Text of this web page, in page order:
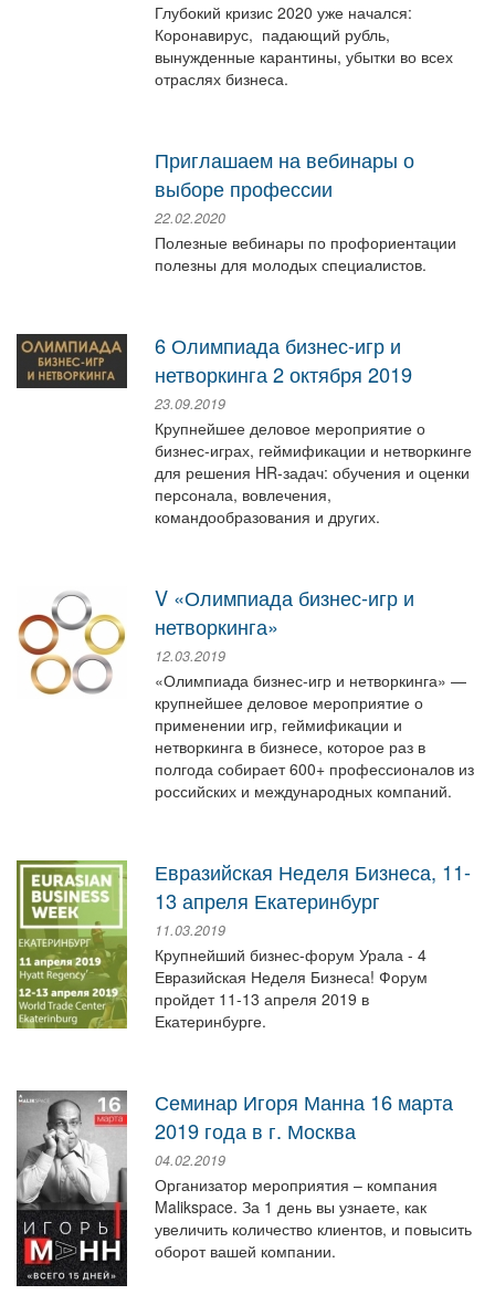
Глубокий кризис 2020 уже начался:
Коронавирус, падающий рубль,
вынужденные карантины, убытки во всех
отраслях бизнеса.
Приглашаем на вебинары о
выборе профессии
22.02.2020
Полезные вебинары по профориентации
полезны для молодых специалистов.
6 Олимпиада бизнес-игр и
нетворкинга 2 октября 2019
23.09.2019
Крупнейшее деловое мероприятие о
бизнес-играх, геймификации и нетворкинге
для решения HR-задач: обучения и оценки
персонала, вовлечения,
командообразования и других.
V «Олимпиада бизнес-игр и
нетворкинга»
12.03.2019
«Олимпиада бизнес-игр и нетворкинга» —
крупнейшее деловое мероприятие о
применении игр, геймификации и
нетворкинга в бизнесе, которое раз в
полгода собирает 600+ профессионалов из
российских и международных компаний.
Евразийская Неделя Бизнеса, 11-
13 апреля Екатеринбург
11.03.2019
Крупнейший бизнес-форум Урала - 4
Евразийская Неделя Бизнеса! Форум
пройдет 11-13 апреля 2019 в
Екатеринбурге.
Семинар Игоря Манна 16 марта
2019 года в г. Москва
04.02.2019
Организатор мероприятия – компания
Malikspace. За 1 день вы узнаете, как
увеличить количество клиентов, и повысить
оборот вашей компании.